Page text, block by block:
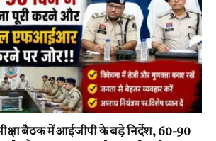
बैठक में आईजीपी के बड़े निर्देश, 60-90